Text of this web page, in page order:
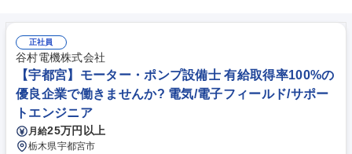
正社員
谷村電機株式会社
【宇都宮】モーター・ポンプ設備士 有給取得率100%の
優良企業で働きませんか? 電気/電子フィールド/サポー
トエンジニア
月給25万円以上
栃木県宇都宮市